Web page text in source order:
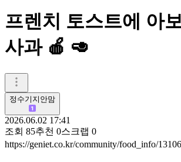
프렌치 토스트에 아
사과 🍎 🥑
정수기지안맘
2026.06.02 17:41
조회 85추천 0스크랩 0
https://geniet.co.kr/community/food_info/